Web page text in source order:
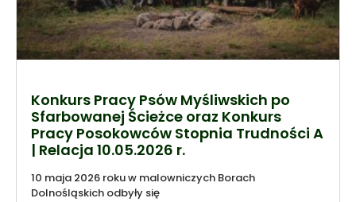
Konkurs Pracy Psów Myśliwskich po
Sfarbowanej Ścieżce oraz Konkurs
Pracy Posokowców Stopnia Trudności A
| Relacja 10.05.2026 r.
10 maja 2026 roku w malowniczych Borach
Dolnośląskich odbyły się